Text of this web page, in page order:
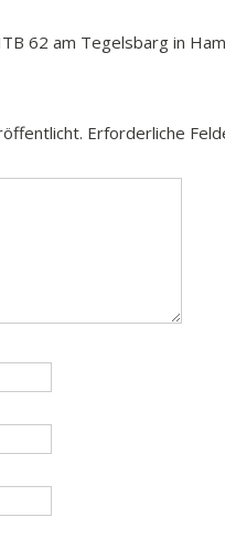
62 am Tegelsbarg in
Erforderliche